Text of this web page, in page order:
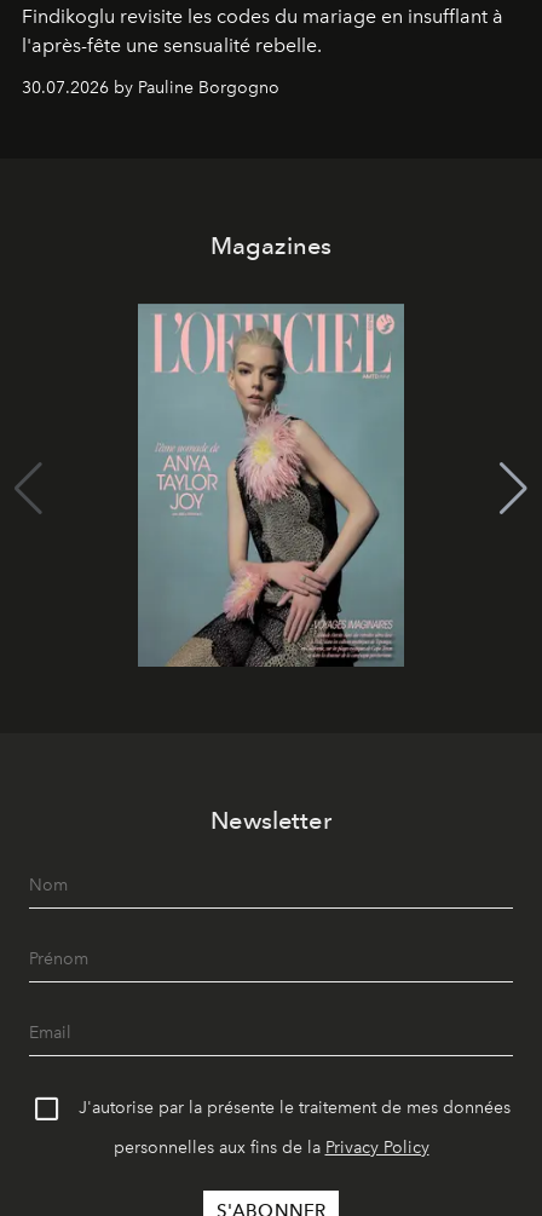
Findikoglu revisite les codes du mariage en insufflant à
l'après-fête une sensualité rebelle.
30.07.2026 by Pauline Borgogno
Magazines
Newsletter
J'autorise par la présente le traitement de mes données
personnelles aux fins de la Privacy Policy